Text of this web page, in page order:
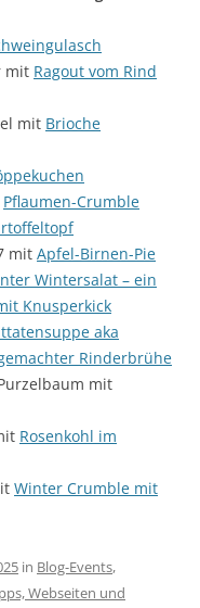
mit Ragout vom Rind
mit Brioche
Pflaumen-Crumble
mit Apfel-Birnen-Pie
Wintersalat – ein
Knusperkick
aka
Rinderbrühe
mit
Rosenkohl im
Winter Crumble mit
in Blog-Events,
Webseiten und